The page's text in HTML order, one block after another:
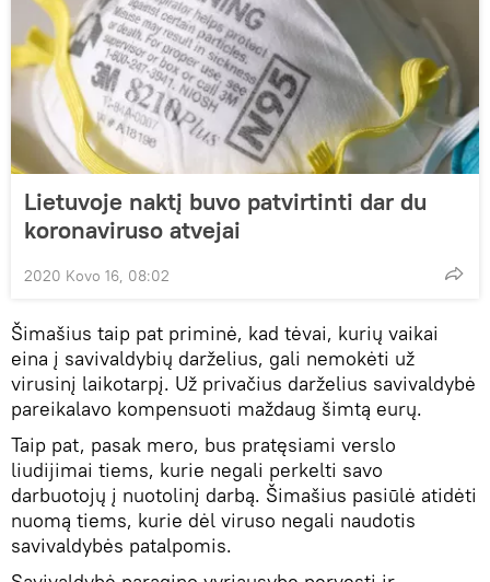
Lietuvoje naktį buvo patvirtinti dar du
koronaviruso atvejai
2020 Kovo 16, 08:02
Šimašius taip pat priminė, kad tėvai, kurių vaikai
eina į savivaldybių darželius, gali nemokėti už
virusinį laikotarpį. Už privačius darželius savivaldybė
pareikalavo kompensuoti maždaug šimtą eurų.
Taip pat, pasak mero, bus pratęsiami verslo
liudijimai tiems, kurie negali perkelti savo
darbuotojų į nuotolinį darbą. Šimašius pasiūlė atidėti
nuomą tiems, kurie dėl viruso negali naudotis
savivaldybės patalpomis.